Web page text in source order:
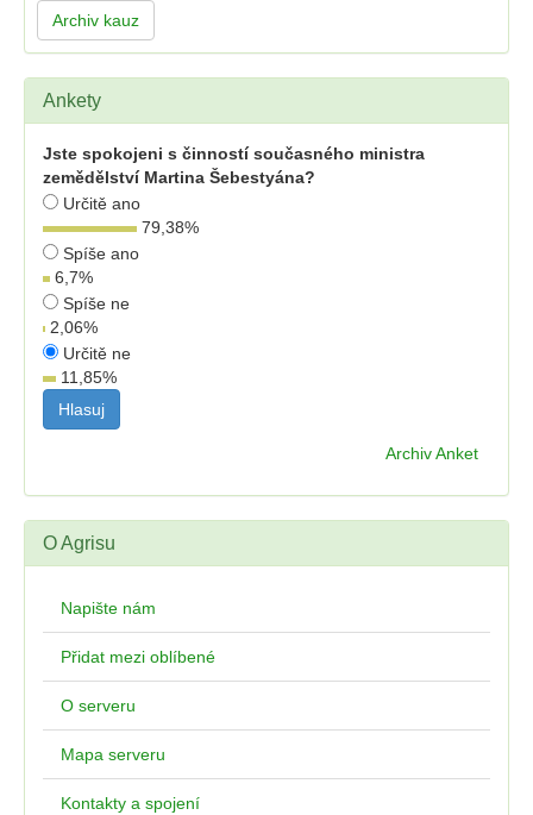
Archiv kauz
Ankety
Jste spokojeni s činností současného ministra
zemědělství Martina Šebestyána?
Určitě ano
79,38%
Spíše ano
6,7%
Spíše ne
2,06%
Určitě ne
11,85%
Archiv Anket
O Agrisu
Napište nám
Přidat mezi oblíbené
O serveru
Mapa serveru
Kontakty a spojení